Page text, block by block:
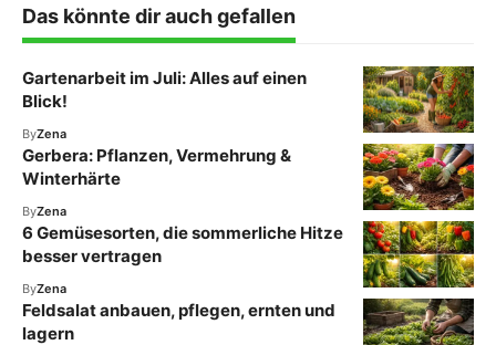
Das könnte dir auch gefallen
Gartenarbeit im Juli: Alles auf einen
Blick!
ByZena
Gerbera: Pflanzen, Vermehrung &
Winterhärte
ByZena
6 Gemüsesorten, die sommerliche Hitze
besser vertragen
ByZena
Feldsalat anbauen, pflegen, ernten und
lagern